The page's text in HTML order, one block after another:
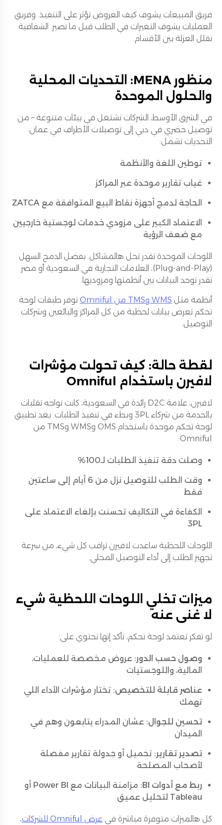
فريق المبيعات يشوف كيف العروض تؤثر على التنفيذ. وفريق
العمليات يشوف التغيرات في الطلب قبل ما تصير. الشفافية
تقلل العزلة بين الأقسام.
منظور MENA: التحديات المحلية
والحلول الموحدة
في الشرق الأوسط، الشركات تشتغل في بيئات متنوعة – من
توصيل حضري في دبي إلى توصيلات الأطراف في عمان.
التحديات تشمل:
توطين اللغة والأنظمة
غياب تقارير موحدة عبر المراكز
الحاجة لدمج أجهزة نقاط البيع المتوافقة مع ZATCA
الاعتماد الكبير على مزودي خدمات لوجستية خارجيين
مع ضعف الرؤية
اللوحات الموحدة تقدر تحل هالمشاكل. بفضل الدمج السهل
(Plug-and-Play)، العلامات التجارية في السعودية أو مصر
تقدر توحد البيانات بين أنظمتها ومزوديها.
أنظمة مثل WMS وTMS من Omniful
توفر طبقات لوحة
تحكم تعرض بيانات لحظية من كل المراكز والبائعين وشركات
التوصيل.
لقطة حالة: كيف تحولت مؤشرات
لافيرن باستخدام Omniful
لافيرن، علامة D2C رائدة في السعودية، كانت تواجه تقلبات
بالخدمة من شركاء 3PL وبطء في تنفيذ الطلبات. بعد تطبيق
لوحة تحكم موحدة باستخدام OMS وWMS وTMS من
Omniful:
وصلت دقة تنفيذ الطلبات لـ100%
وقت الطلب للتوصيل نزل من 6 أيام إلى ساعتين
فقط
الكفاءة في التكاليف تحسنت بإلغاء الاعتماد على
3PL
اللوحات اللحظية ساعدت لافيرن تراقب كل شيء، من سرعة
تجهيز الطلب إلى أداء التوصيل المحلي.
ميزات تخلي اللوحات اللحظية شيء
لا غنى عنه
لو تفكر تعتمد لوحة تحكم، تأكد إنها تحتوي على:
وصول حسب الدور: عروض مخصصة للعمليات،
المالية، واللوجستيات
عناصر قابلة للتخصيص: تختار مؤشرات الأداء اللي
تهمك
تحسين للجوال: عشان المدراء يتابعون وهم في
الميدان
تصدير تقارير: تحميل أو جدولة تقارير مفصلة
لأصحاب المصلحة
ربط مع أدوات BI:
مزامنة البيانات مع Power BI أو
Tableau لتحليل عميق
كل هالميزات متوفرة مباشرة في عرض Omniful للشركات
،